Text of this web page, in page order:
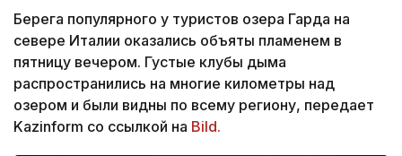
Берега популярного у туристов озера Гарда на
севере Италии оказались объяты пламенем в
пятницу вечером. Густые клубы дыма
распространились на многие километры над
озером и были видны по всему региону, передает
Kazinform со ссылкой на Bild.